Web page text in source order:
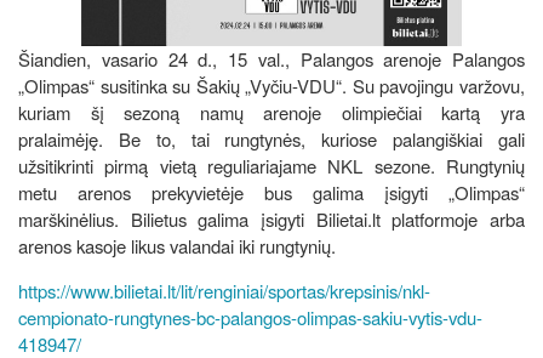
Šiandien, vasario 24 d., 15 val., Palangos arenoje Palangos
„Olimpas“ susitinka su Šakių „Vyčiu-VDU“. Su pavojingu varžovu,
kuriam šį sezoną namų arenoje olimpiečiai kartą yra
pralaimėję. Be to, tai rungtynės, kuriose palangiškiai gali
užsitikrinti pirmą vietą reguliariajame NKL sezone. Rungtynių
metu arenos prekyvietėje bus galima įsigyti „Olimpas“
marškinėlius. Bilietus galima įsigyti Bilietai.lt platformoje arba
arenos kasoje likus valandai iki rungtynių.
https://www.bilietai.lt/lit/renginiai/sportas/krepsinis/nkl-
cempionato-rungtynes-bc-palangos-olimpas-sakiu-vytis-vdu-
418947/